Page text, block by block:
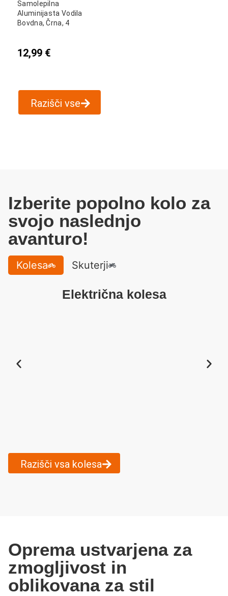
Samolepilna
Aluminijasta Vodila
Bovdna, Črna, 4
12,99 €
Razišči vse
Izberite popolno kolo za
svojo naslednjo
avanturo!
Kolesa Skuterji
Električna kolesa
Razišči vsa kolesa
Oprema ustvarjena za
zmogljivost in
oblikovana za stil